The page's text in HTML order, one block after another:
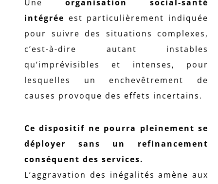
Une organisation social-santé
intégrée est particulièrement indiquée
pour suivre des situations complexes,
c’est-à-dire autant instables
qu’imprévisibles et intenses, pour
lesquelles un enchevêtrement de
causes provoque des effets incertains.
Ce dispositif ne pourra pleinement se
déployer sans un refinancement
conséquent des services.
L’aggravation des inégalités amène aux